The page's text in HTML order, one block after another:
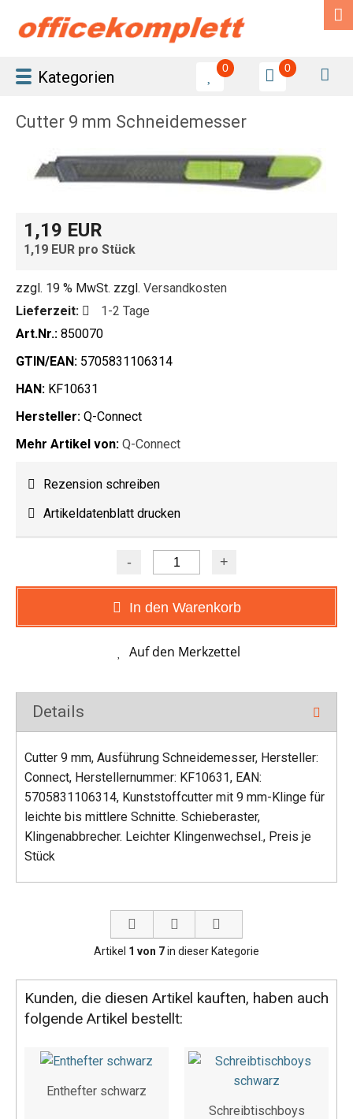
Kategorien 0
0
Cutter 9 mm Schneidemesser
1,19 EUR
1,19 EUR pro Stück
zzgl. 19 % MwSt. zzgl. Versandkosten
Lieferzeit:
1-2 Tage
Art.Nr.: 850070
GTIN/EAN: 5705831106314
HAN: KF10631
Hersteller: Q-Connect
Mehr Artikel von: Q-Connect
Rezension schreiben
Artikeldatenblatt drucken
In den Warenkorb
Details
Cutter 9 mm, Ausführung Schneidemesser, Hersteller:
Connect, Herstellernummer: KF10631, EAN:
5705831106314, Kunststoffcutter mit 9 mm-Klinge für
leichte bis mittlere Schnitte. Schieberaster,
Klingenabbrecher. Leichter Klingenwechsel., Preis je
Stück
Artikel 1 von 7in dieser Kategorie
Kunden, die diesen Artikel kauften, haben auch
folgende Artikel bestellt:
Enthefter schwarz
Schreibtischboys